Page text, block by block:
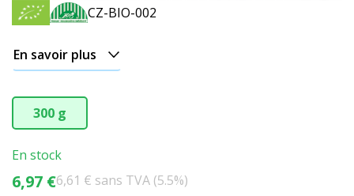
CZ-BIO-002
En savoir plus
300 g
En stock
6,97 €6,61 € sans TVA (5.5%)